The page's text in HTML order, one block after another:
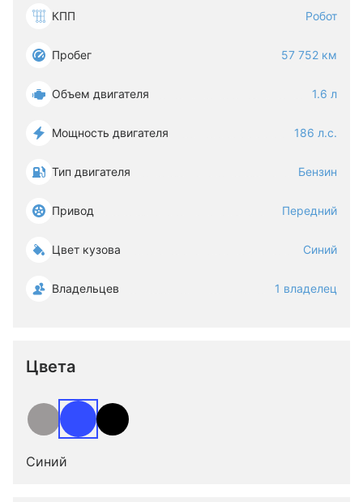
КПП Робот
Пробег 57 752 км
Объем двигателя 1.6 л
Мощность двигателя 186 л.с.
Тип двигателя Бензин
Привод Передний
Цвет кузова Синий
Владельцев 1 владелец
Цвета
Синий